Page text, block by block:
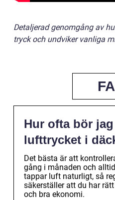
Detaljerad genomgång av
tryck och undviker vanliga
Hur ofta bör
lufttrycket i
Det bästa är att
gång i månaden och
tappar luft naturligt, så
säkerställer att du har
och bra ekonomi.